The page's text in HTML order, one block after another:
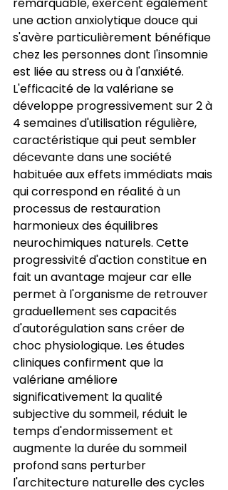
une action anxiolytique douce qui
s'avère particulièrement bénéfique
chez les personnes dont l'insomnie
est liée au stress ou à l'anxiété.
L'efficacité de la valériane se
développe progressivement sur 2 à
4 semaines d'utilisation régulière,
caractéristique qui peut sembler
décevante dans une société
habituée aux effets immédiats mais
qui correspond en réalité à un
processus de restauration
harmonieux des équilibres
neurochimiques naturels. Cette
progressivité d'action constitue en
fait un avantage majeur car elle
permet à l'organisme de retrouver
graduellement ses capacités
d'autorégulation sans créer de
choc physiologique. Les études
cliniques confirment que la
valériane améliore
significativement la qualité
subjective du sommeil, réduit le
temps d'endormissement et
augmente la durée du sommeil
profond sans perturber
l'architecture naturelle des cycles